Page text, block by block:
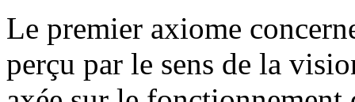
Le premier axiome
perçu par le sens de la